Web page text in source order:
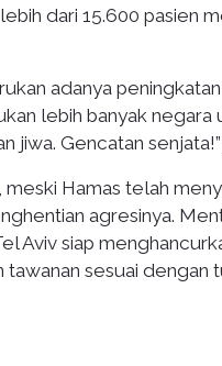
dari 15.600 pasien
adanya
lebih banyak
jiwa. Gencatan
meski Hamas telah
agresinya.
Aviv siap
sesuai dengan